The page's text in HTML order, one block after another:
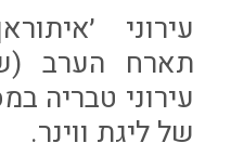
עירוני
של ליגת ווינר.